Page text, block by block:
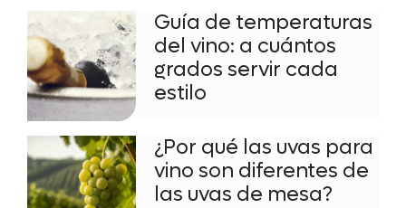
Guía de temperaturas
del vino: a cuántos
grados servir cada
estilo
¿Por qué las uvas para
vino son diferentes de
las uvas de mesa?